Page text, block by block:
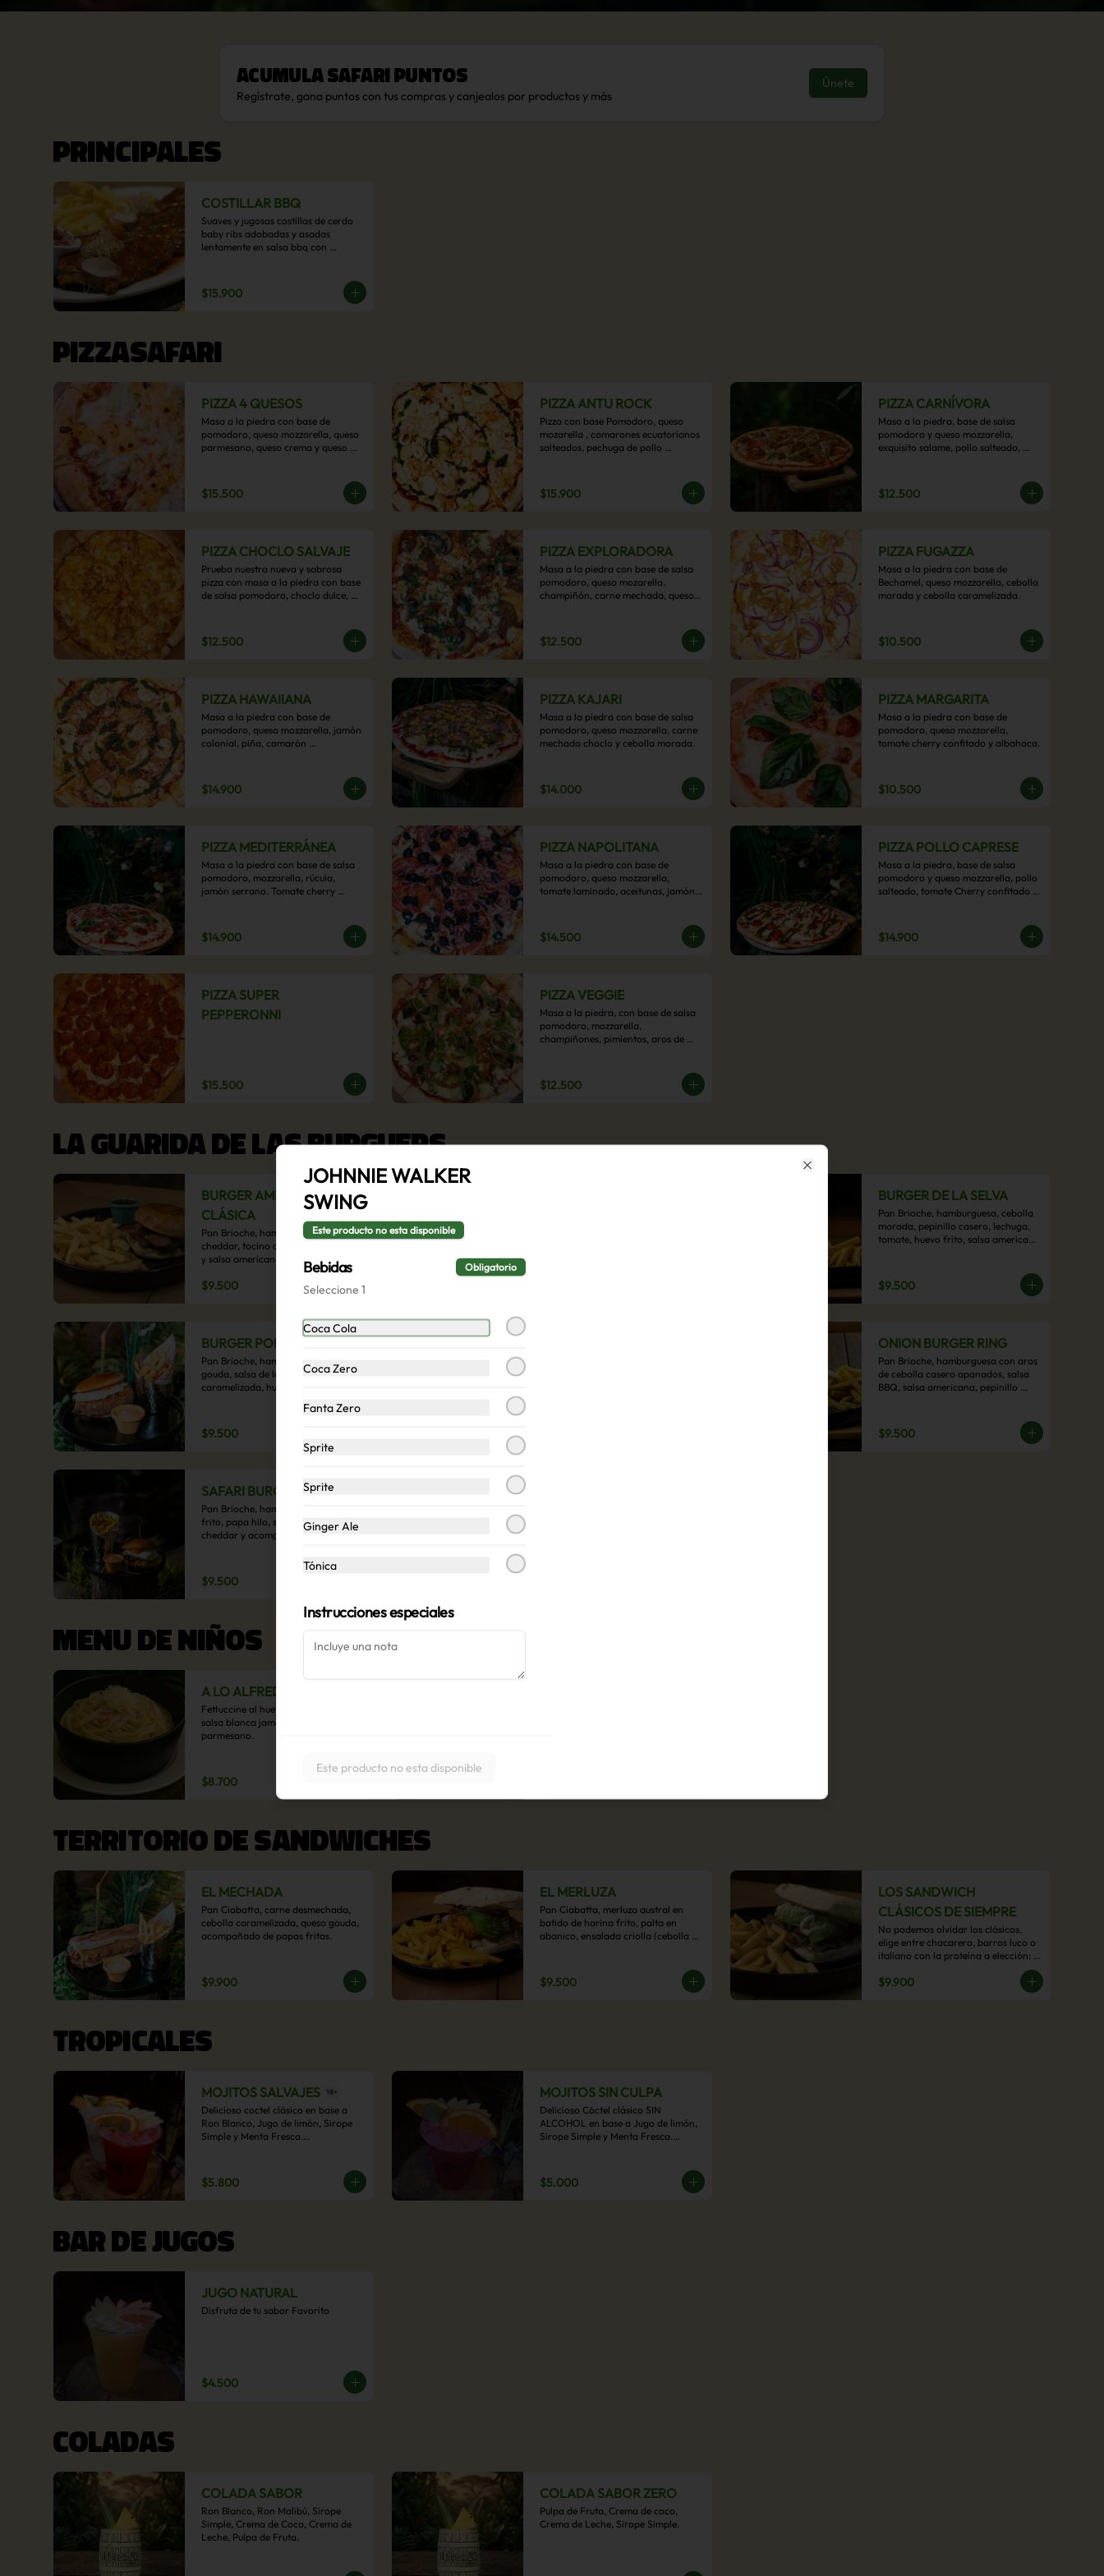
AcumulaSafari Puntos
Regístrate, gana puntos con tus compras y canjealos por productos y más
Únete
PRINCIPALES
COSTILLAR BBQ
Suaves y jugosas costillas de cerdo
baby ribs adobadas y asadas
lentamente en salsa bbq con
tradicional, Puré picante, Verduras
salteadas, Papas parmentier, Papas
$15.900
PIZZASAFARI
PIZZA 4 QUESOS
Masa a la piedra con base de
pomodoro, queso mozzarella, queso
parmesano, queso crema y queso
$15.500
PIZZA ANTU ROCK
Pizza con base Pomodoro, queso
mozarella , camarones ecuatorianos
salteados, pechuga de pollo
casero.
$15.900
PIZZA CARNÍVORA
Masa a la piedra, base de salsa
pomodoro y queso mozzarella,
exquisito salame, pollo salteado,
$12.500
PIZZA CHOCLO SALVAJE
Prueba nuestra nueva y sabrosa
pizza con masa a la piedra con base
de salsa pomodoro, choclo dulce,
$12.500
PIZZA EXPLORADORA
Masa a la piedra con base de salsa
pomodoro, queso mozarella.
champiñón, carne mechada, queso
$12.500
PIZZA FUGAZZA
Masa a la piedra con base de
Bechamel, queso mozzarella, cebolla
morada y cebolla caramelizada.
$10.500
PIZZA HAWAIIANA
Masa a la piedra con base de
pomodoro, queso mozzarella, jamón
colonial, piña, camarón
casero.
$14.900
PIZZA KAJARI
Masa a la piedra con base de salsa
pomodoro, queso mozzarella, carne
mechada choclo y cebolla morada.
$14.000
PIZZA MARGARITA
Masa a la piedra con base de
pomodoro, queso mozzarella,
tomate cherry confitado y albahaca.
$10.500
PIZZA MEDITERRÁNEA
Masa a la piedra con base de salsa
pomodoro, mozzarella, rúcula,
jamón serrano. Tomate cherry
$14.900
PIZZA NAPOLITANA
Masa a la piedra con base de
pomodoro, queso mozzarella,
tomate laminado, aceitunas, jamón
$14.500
PIZZA POLLO CAPRESE
Masa a la piedra, base de salsa
pomodoro y queso mozzarella, pollo
salteado, tomate Cherry confitado y
$14.900
PIZZA SUPER
PEPPERONNI
$15.500
PIZZA VEGGIE
Masa a la piedra, con base de salsa
pomodoro, mozzarella,
champiñones, pimientos, aros de
$12.500
LA GUARIDA DE LAS BURGUERS
BURGER AMERICANA
CLÁSICA
Pan Brioche, hamburguesa, queso
cheddar, tocino crujiente, salsa bbq
y salsa americana con
acompañamiento de papas fritas.
$9.500
BURGER DE LA SELVA
Pan Brioche, hamburguesa, cebolla
morada, pepinillo casero, lechuga,
tomate, huevo frito, salsa americana
$9.500
BURGER POBRE
Pan Brioche, hamburguesa, queso
gouda, salsa de la casa, cebolla
caramelizada, huevo frito, y papa
$9.500
ONION BURGER RING
Pan Brioche, hamburguesa con aros
de cebolla casero apanados, salsa
BBQ, salsa americana, pepinillo
acompañamiento de papas fritas.
$9.500
SAFARI BURGER
Pan Brioche, hamburguesa, huevo
frito, papa hilo, salsa de queso
cheddar y acompañamiento de
$9.500
MENU DE NIÑOS
A LO ALFREDO
Fettuccine al huevo, servido con
salsa blanca jamón y queso
parmesano.
$8.700
TERRITORIO DE SANDWICHES
EL MECHADA
Pan Ciabatta, carne desmechada,
cebolla caramelizada, queso gouda,
acompañado de papas fritas.
$9.900
EL MERLUZA
Pan Ciabatta, merluza austral en
batido de harina frito, palta en
abanico, ensalada criolla (cebolla
de papas fritas.
$9.500
LOS SANDWICH
CLÁSICOS DE SIEMPRE
No podemos olvidar los clásicos,
elige entre chacarero, barros luco o
italiano con la proteína a elección:
mechada, pollo o hamburguesa con
acompañamiento de papas fritas.
$9.900
TROPICALES
MOJITOS SALVAJES
Delicioso coctel clásico en base a
Ron Blanco, Jugo de limón, Sirope
Simple y Menta Fresca.
$5.800
MOJITOS SIN CULPA
Delicioso Cóctel clásico SIN
ALCOHOL en base a Jugo de limón,
Sirope Simple y Menta Fresca.
$5.000
BAR DE JUGOS
JUGO NATURAL
Disfruta de tu sabor Favorito
$4.500
COLADAS
COLADA SABOR
Ron Blanco, Ron Malibú, Sirope
Simple, Crema de Coco, Crema de
Leche, Pulpa de Fruta.
COLADA SABOR ZERO
Pulpa de Fruta, Crema de coco,
Crema de Leche, Sirope Simple.
JOHNNIE WALKER
SWING
Este producto no esta disponible
Bebidas Obligatorio
Seleccione 1
Coca Cola
Coca Zero
Fanta Zero
Sprite
Sprite
Ginger Ale
Tónica
Instrucciones especiales
Este producto no esta disponible